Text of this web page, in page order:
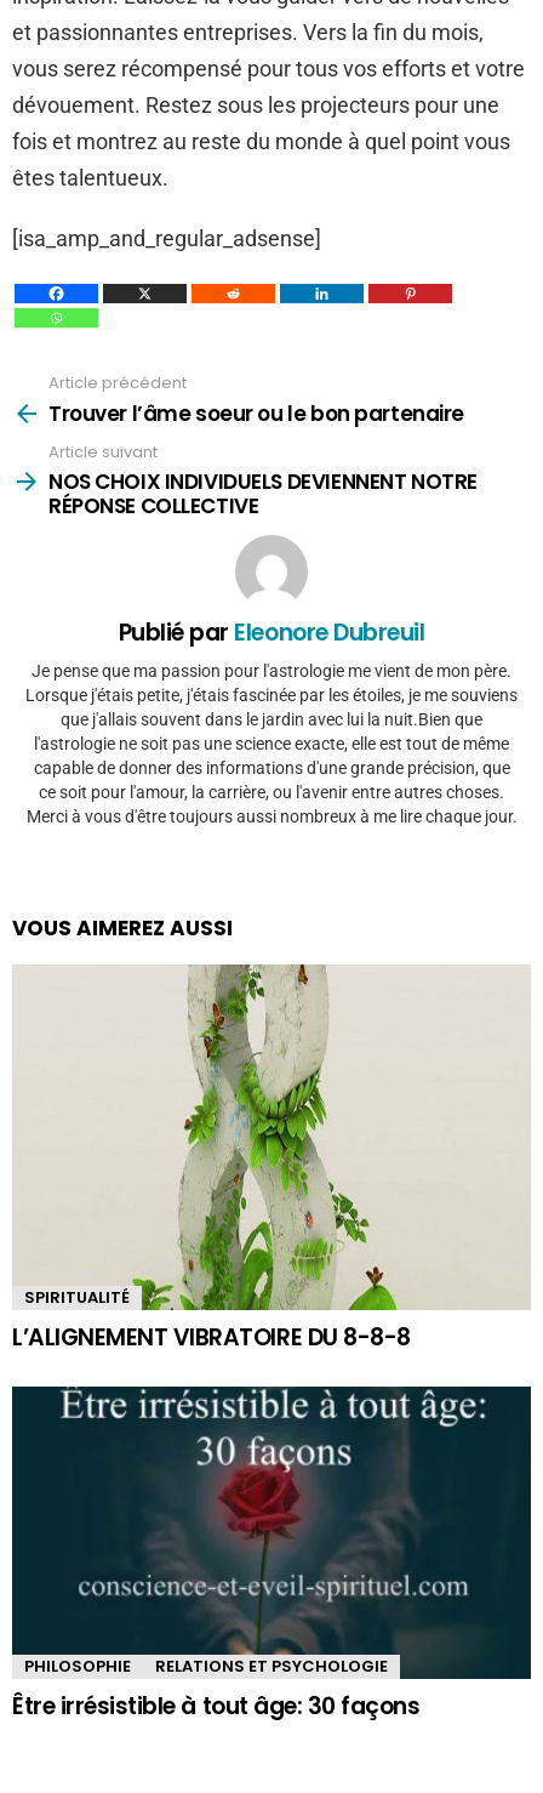
et passionnantes entreprises. Vers la fin du mois,
vous serez récompensé pour tous vos efforts et votre
dévouement. Restez sous les projecteurs pour une
fois et montrez au reste du monde à quel point vous
êtes talentueux.
[isa_amp_and_regular_adsense]
plus
Article précédent
Trouver l’âme soeur ou le bon partenaire
Article suivant
NOS CHOIX INDIVIDUELS DEVIENNENT NOTRE
RÉPONSE COLLECTIVE
Publié par Eleonore Dubreuil
Je pense que ma passion pour l'astrologie me vient de mon père.
Lorsque j'étais petite, j'étais fascinée par les étoiles, je me souviens
que j'allais souvent dans le jardin avec lui la nuit.Bien que
l'astrologie ne soit pas une science exacte, elle est tout de même
capable de donner des informations d'une grande précision, que
ce soit pour l'amour, la carrière, ou l'avenir entre autres choses.
Merci à vous d'être toujours aussi nombreux à me lire chaque jour.
VOUS AIMEREZ AUSSI
SPIRITUALITÉ
L’ALIGNEMENT VIBRATOIRE DU 8-8-8
PHILOSOPHIE RELATIONS ET PSYCHOLOGIE
Être irrésistible à tout âge: 30 façons